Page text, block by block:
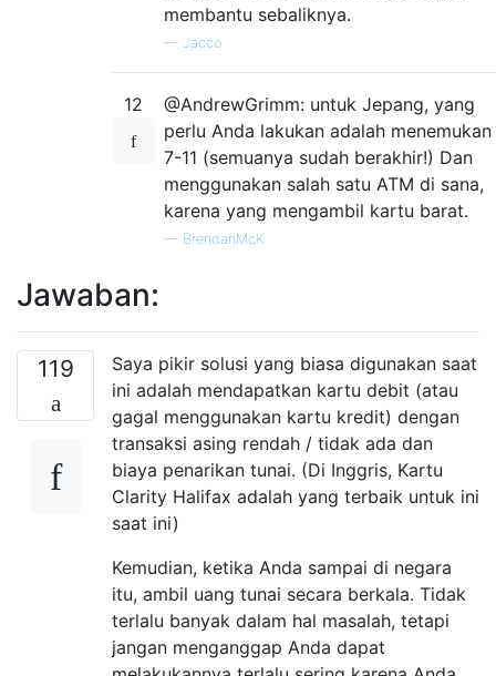
membantu sebaliknya.
— Jacco
12
@AndrewGrimm: untuk Jepang, yang
perlu Anda lakukan adalah menemukan
7-11 (semuanya sudah berakhir!) Dan
menggunakan salah satu ATM di sana,
karena yang mengambil kartu barat.
— BrendanMcK
Jawaban:
119
Saya pikir solusi yang biasa digunakan saat
ini adalah mendapatkan kartu debit (atau
gagal menggunakan kartu kredit) dengan
transaksi asing rendah / tidak ada dan
biaya penarikan tunai. (Di Inggris, Kartu
Clarity Halifax adalah yang terbaik untuk ini
saat ini)
Kemudian, ketika Anda sampai di negara
itu, ambil uang tunai secara berkala. Tidak
terlalu banyak dalam hal masalah, tetapi
jangan menganggap Anda dapat